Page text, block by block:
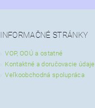
INFORMAČNÉ STRÁNKY
VOP, OOÚ a ostatné
Kontaktné a doručovacie údaje
Veľkoobchodná spolupráca